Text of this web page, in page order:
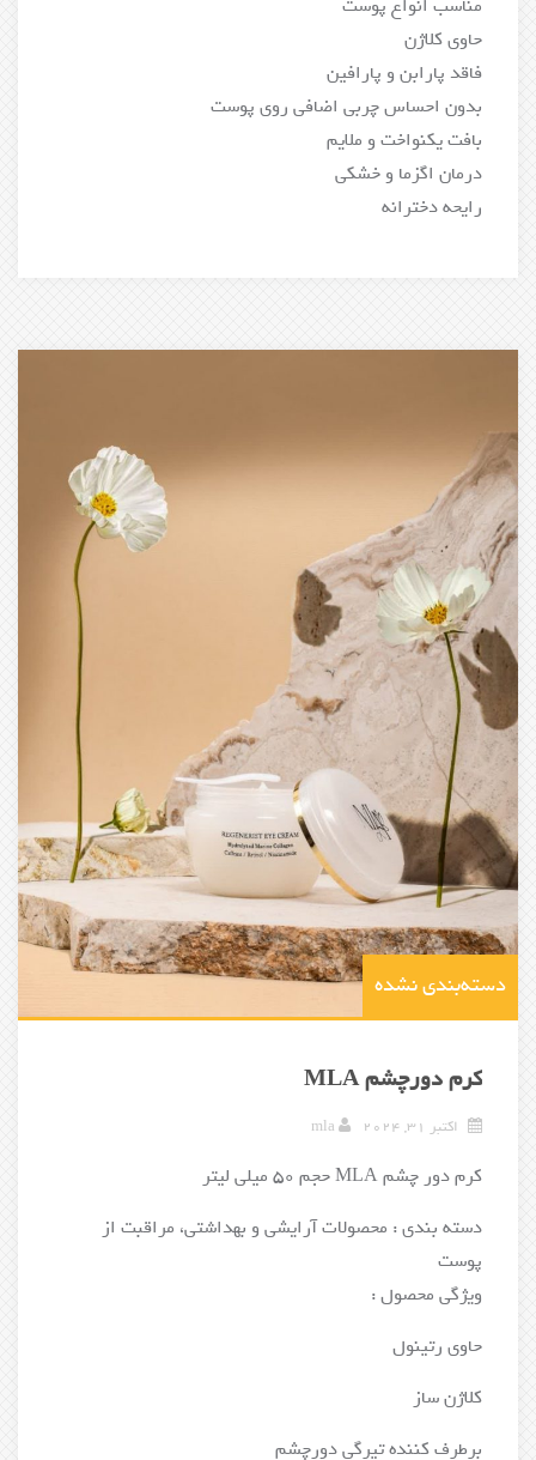
حاوی کلاژن
فاقد پارابن و پارافین
بدون احساس چربی اضافی روی پوست
بافت یکنواخت و ملایم
درمان اگزما و خشکی
رایحه دخترانه
دسته‌بندی نشده
کرم دورچشم MLA
اکتبر 31, 2024 mla
کرم دور چشم MLA حجم 50 میلی لیتر
دسته بندی : محصولات آرایشی و بهداشتی، مراقبت از
پوست
ویژگی محصول :
حاوی رتینول
کلاژن ساز
برطرف کننده تیرگی دورچشم